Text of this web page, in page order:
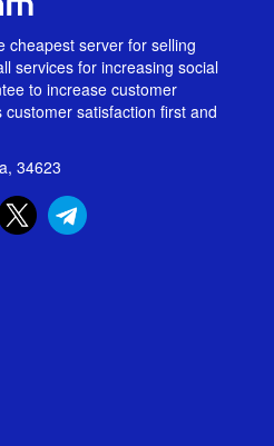
cheapest server for selling
services for increasing social
to increase customer
satisfaction first and
34623